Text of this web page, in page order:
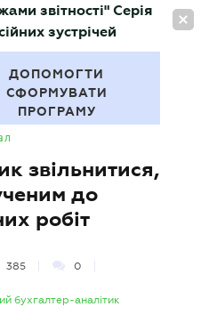
UA
звітності" Серія
зустрічей
ДОПОМОГТИ
СФОРМУВАТИ
ПРОГРАМУ
звільнитися,
до
робіт
385 0
бухгалтер-аналітик